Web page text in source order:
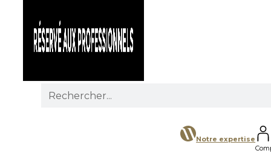
for:
Notre expertise